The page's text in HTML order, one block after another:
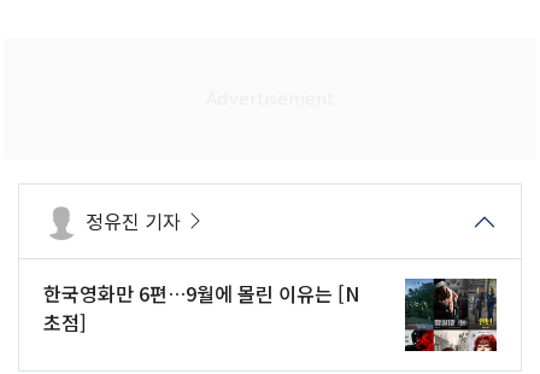
정유진 기자
한국영화만 6편…9월에 몰린 이유는 [N
초점]